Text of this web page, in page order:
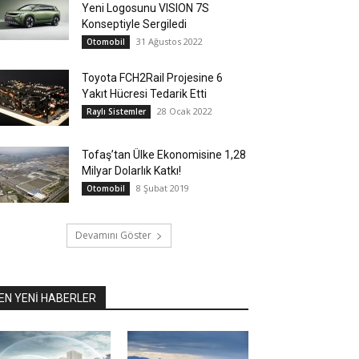
Yeni Logosunu VISION 7S
Konseptiyle Sergiledi
Otomobil 31 Ağustos 2022
Toyota FCH2Rail Projesine 6
Yakıt Hücresi Tedarik Etti
Raylı Sistemler 28 Ocak 2022
Tofaş’tan Ülke Ekonomisine 1,28
Milyar Dolarlık Katkı!
Otomobil 8 Şubat 2019
Devamını Göster
YENİ HABERLER